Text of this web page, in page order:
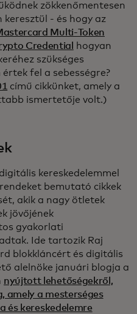
zökkenőmentesen
- és hogy az
Multi-Token
Credential
hogyan
szükséges
fel a sebességre?
című cikkünket, amely a
ismertetője volt.)
kereskedelemmel
bemutató cikkek
akik a nagy ötletek
jövőjének
gyakorlati
Ide tartozik Raj
blokkláncért és digitális
alelnöke januári blogja a
nyújtott lehetőségekről,
amely a mesterséges
és kereskedelemre